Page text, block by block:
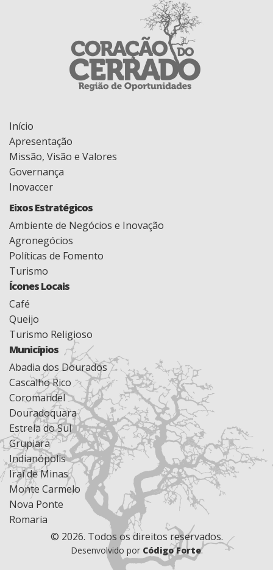
Início
Apresentação
Missão, Visão e Valores
Governança
Inovaccer
Eixos Estratégicos
Ambiente de Negócios e Inovação
Agronegócios
Políticas de Fomento
Turismo
Ícones Locais
Café
Queijo
Turismo Religioso
Municípios
Abadia dos Dourados
Cascalho Rico
Coromandel
Douradoquara
Estrela do Sul
Grupiara
Indianópolis
Iraí de Minas
Monte Carmelo
Nova Ponte
Romaria
© 2026. Todos os direitos reservados.
Desenvolvido por Código Forte.